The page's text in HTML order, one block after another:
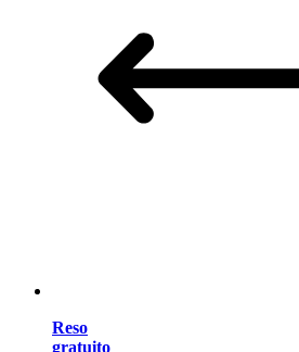
Reso
gratuito